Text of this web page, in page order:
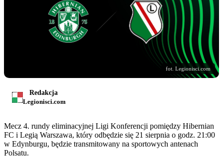
fot. Legionisci.com
Redakcja
Legionisci.com
Mecz 4. rundy eliminacyjnej Ligi Konferencji pomiędzy Hibernian
FC i Legią Warszawa, który odbędzie się 21 sierpnia o godz. 21:00
w Edynburgu, będzie transmitowany na sportowych antenach
Polsatu.